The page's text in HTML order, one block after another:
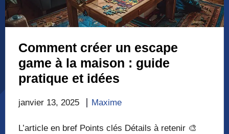
Comment créer un escape
game à la maison : guide
pratique et idées
janvier 13, 2025 Maxime
L’article en bref Points clés Détails à retenir 🎨